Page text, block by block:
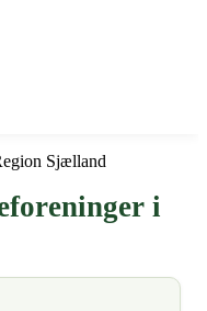
Sjælland
i